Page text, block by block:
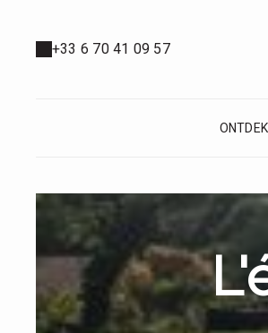
+33 6 70 41 09 57